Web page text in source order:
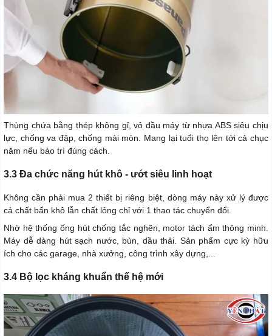
Thùng chứa bằng thép không gỉ, vỏ đầu máy từ nhựa ABS siêu chịu
lực, chống va đập, chống mài mòn. Mang lại tuổi thọ lên tới cả chục
năm nếu bảo trì đúng cách.
3.3 Đa chức năng hút khô - ướt siêu linh hoạt
Không cần phải mua 2 thiết bị riêng biệt, dòng máy này xử lý được
cả chất bẩn khô lẫn chất lỏng chỉ với 1 thao tác chuyển đổi.
Nhờ hệ thống ống hút chống tắc nghẽn, motor tách ẩm thông minh.
Máy dễ dàng hút sạch nước, bùn, dầu thải. Sản phẩm cực kỳ hữu
ích cho các garage, nhà xưởng, công trình xây dựng,...
3.4 Bộ lọc kháng khuẩn thế hệ mới